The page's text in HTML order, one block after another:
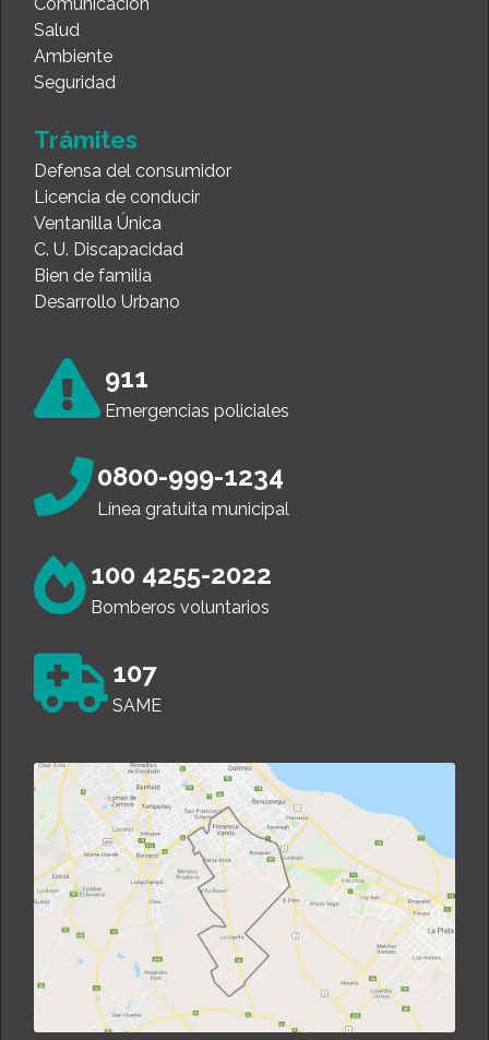
Salud
Ambiente
Seguridad
Trámites
Defensa del consumidor
Licencia de conducir
Ventanilla Única
C. U. Discapacidad
Bien de familia
Desarrollo Urbano
911
Emergencias policiales
0800-999-1234
Línea gratuita municipal
100 4255-2022
Bomberos voluntarios
107
SAME